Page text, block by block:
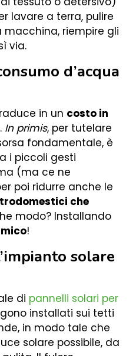
lavare a terra, pulire
macchina, riempire gli
via.
d’acqua
in un costo in
In primis, per tutelare
fondamentale, è
i piccoli gesti
(ma ce ne
poi ridurre anche le
che
modo? Installando
!
solare
di pannelli solari per
installati sui tetti
in modo tale che
solare possibile, da